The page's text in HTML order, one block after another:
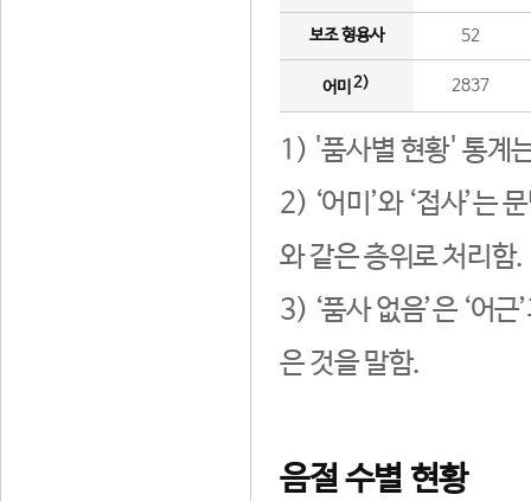
보조 형용사 52
어미 2) 2837
1) '품사별 현황' 통계
2) ‘어미’와 ‘접사’는
와 같은 층위로 처리함.
3) ‘품사 없음’은 ‘어
은 것을 말함.
음절 수별 현황